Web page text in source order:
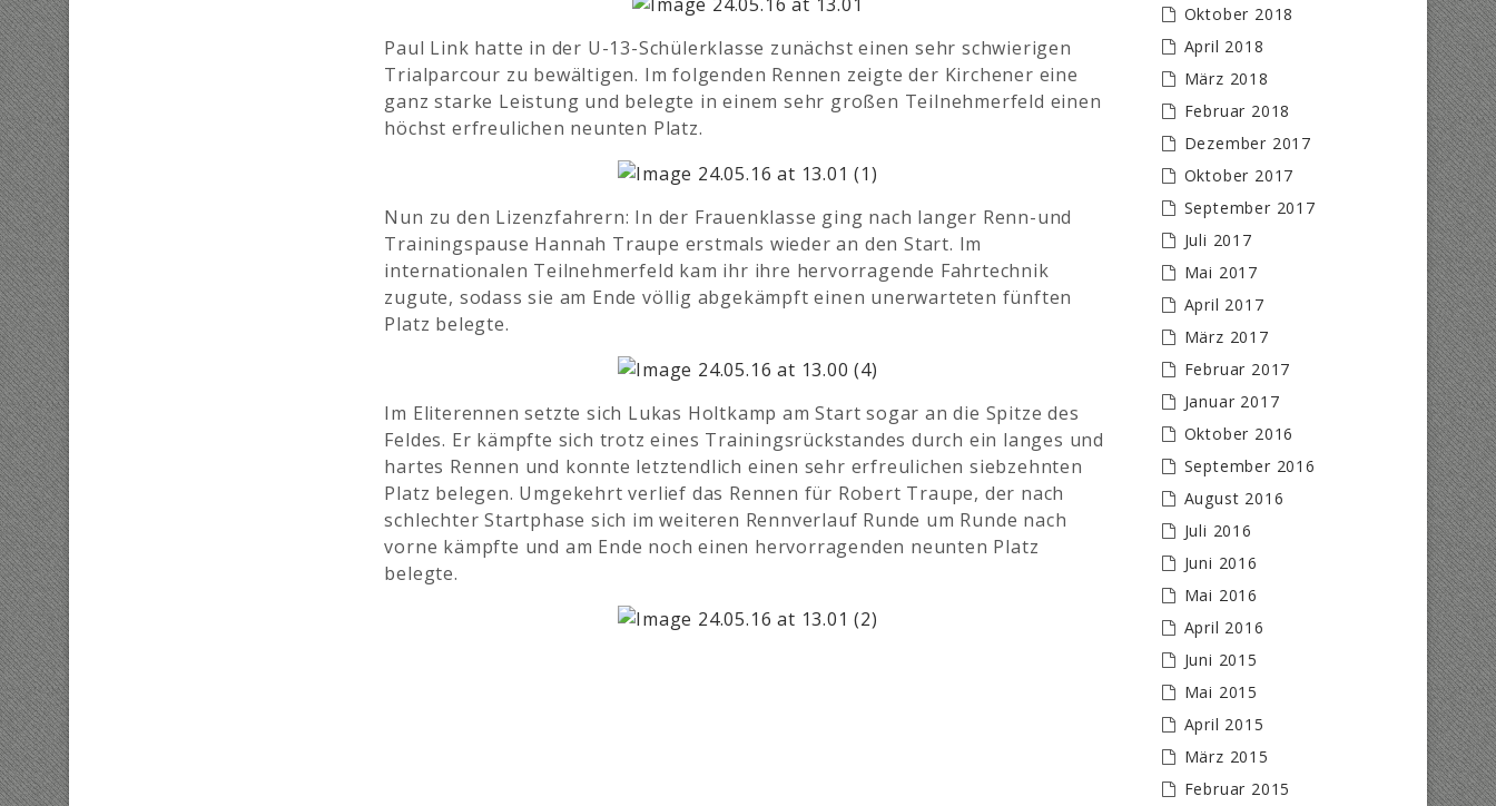
Paul Link hatte in der U-13-Schülerklasse zunächst einen sehr schwierigen
Trialparcour zu bewältigen. Im folgenden Rennen zeigte der Kirchener eine
ganz starke Leistung und belegte in einem sehr großen Teilnehmerfeld einen
höchst erfreulichen neunten Platz.
Nun zu den Lizenzfahrern: In der Frauenklasse ging nach langer Renn-und
Trainingspause Hannah Traupe erstmals wieder an den Start. Im
internationalen Teilnehmerfeld kam ihr ihre hervorragende Fahrtechnik
zugute, sodass sie am Ende völlig abgekämpft einen unerwarteten fünften
Platz belegte.
Im Eliterennen setzte sich Lukas Holtkamp am Start sogar an die Spitze des
Feldes. Er kämpfte sich trotz eines Trainingsrückstandes durch ein langes und
hartes Rennen und konnte letztendlich einen sehr erfreulichen siebzehnten
Platz belegen. Umgekehrt verlief das Rennen für Robert Traupe, der nach
schlechter Startphase sich im weiteren Rennverlauf Runde um Runde nach
vorne kämpfte und am Ende noch einen hervorragenden neunten Platz
belegte.
Oktober 2018
April 2018
März 2018
Februar 2018
Dezember 2017
Oktober 2017
September 2017
Juli 2017
Mai 2017
April 2017
März 2017
Februar 2017
Januar 2017
Oktober 2016
September 2016
August 2016
Juli 2016
Juni 2016
Mai 2016
April 2016
Juni 2015
Mai 2015
April 2015
März 2015
Februar 2015